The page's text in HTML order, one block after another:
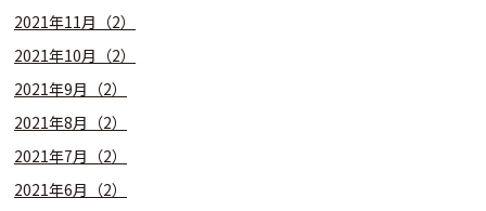
2021年11月（2）
2021年10月（2）
2021年9月（2）
2021年8月（2）
2021年7月（2）
2021年6月（2）